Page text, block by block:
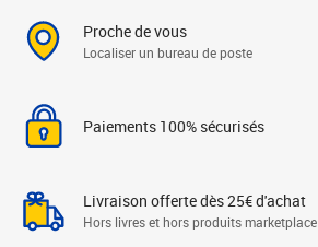
Proche de vous
Localiser un bureau de poste
Paiements 100% sécurisés
Livraison offerte dès 25€ d'achat
Hors livres et hors produits marketplace